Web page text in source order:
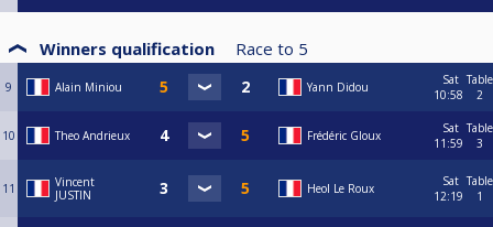
Winners qualification Race to 5
9 Alain Miniou Yann Didou
Sat
10:58
Table
2
10 Theo Andrieux Frédéric Gloux
Sat
11:59
Table
3
11
Vincent
JUSTIN
Heol Le Roux
Sat
12:19
Table
1